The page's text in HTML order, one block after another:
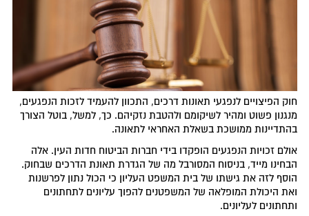
חוק הפיצויים לנפגעי תאונות דרכים, התכוון להעמיד לזכות הנפגעים,
מנגנון פשוט ומהיר לשיקומם ולהטבת נזקיהם. כך, למשל, בוטל הצורך
בהתדיינות ממושכת בשאלת האחראי לתאונה.
אולם זכויות הנפגעים הופקדו בידי חברות הביטוח חדות העין. אלה
הבחינו מייד, בניסוח המסורבל מה של הגדרת תאונת הדרכים שבחוק.
הוסף לזה את גישתו של בית המשפט העליון כי הכול נתון לפרשנות
ואת היכולת המופלאה של המשפטנים להפוך עליונים לתחתונים
ותחתונים לעליונים.